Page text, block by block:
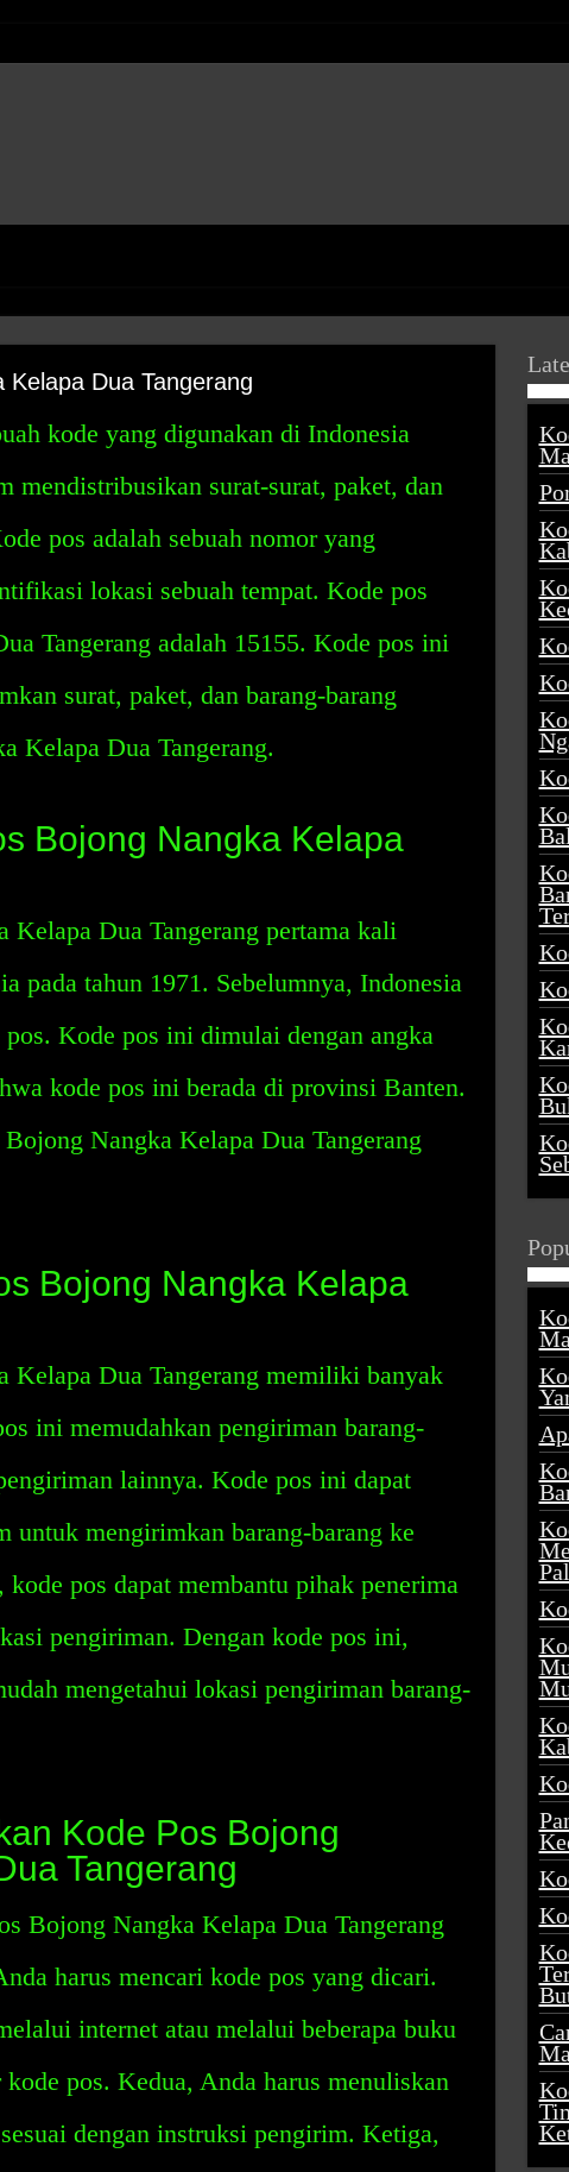
Kelapa Dua Tangerang
kode yang digunakan di Indonesia
mendistribusikan surat-surat, paket, dan
pos adalah sebuah nomor yang
lokasi sebuah tempat. Kode pos
Tangerang adalah 15155. Kode pos ini
surat, paket, dan barang-barang
Kelapa Dua Tangerang.
Bojong Nangka Kelapa
Kelapa Dua Tangerang pertama kali
pada tahun 1971. Sebelumnya, Indonesia
Kode pos ini dimulai dengan angka
kode pos ini berada di provinsi Banten.
Nangka Kelapa Dua Tangerang
Bojong Nangka Kelapa
Kelapa Dua Tangerang memiliki banyak
ini memudahkan pengiriman barang-
lainnya. Kode pos ini dapat
untuk mengirimkan barang-barang ke
pos dapat membantu pihak penerima
pengiriman. Dengan kode pos ini,
mengetahui lokasi pengiriman barang-
Kode Pos Bojong
Tangerang
Bojong Nangka Kelapa Dua Tangerang
harus mencari kode pos yang dicari.
internet atau melalui beberapa buku
pos. Kedua, Anda harus menuliskan
dengan instruksi pengirim. Ketiga,